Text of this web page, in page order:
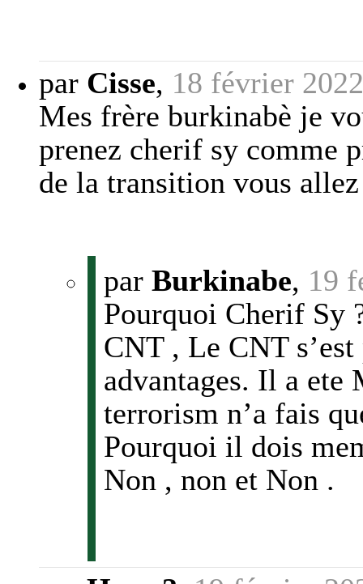
par Cisse, 18 février
Mes frère burkinabè je
prenez cherif sy comme
de la transition vous
par Burkinabe, 19
Pourquoi Cherif Sy
CNT , Le CNT
advantages. Il a ete
terrorism n’a fais
Pourquoi il dois
Non , non et Non .